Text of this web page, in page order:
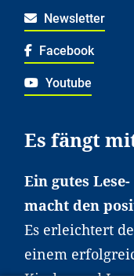
Newsletter
Facebook
Youtube
Es fängt
Ein gutes
macht den
Es erleichtert
einem